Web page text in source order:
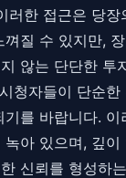
러한 접근은 당
껴질 수 있지만,
않는 단단한 투
청자들이 단순
를 바랍니다.
아 있으며, 깊
신뢰를 형성하